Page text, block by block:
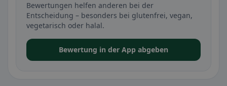
Bewertungen helfen anderen bei der
Entscheidung – besonders bei glutenfrei, vegan,
vegetarisch oder halal.
Bewertung in der App abgeben